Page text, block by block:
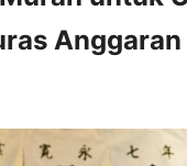
Anggaran